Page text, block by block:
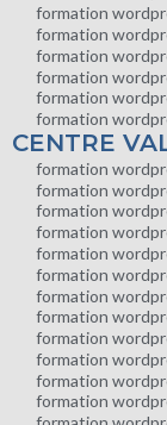
formation
formation
formation
formation
formation
formation
CENTRE
formation
formation
formation
formation
formation
formation
formation
formation
formation
formation
formation
formation